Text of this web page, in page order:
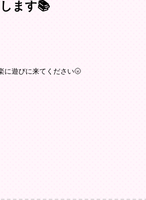
ます📚️
に遊びに来てください🌝